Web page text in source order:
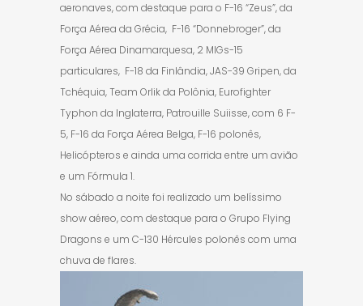
aeronaves, com destaque para o F-16 “Zeus”, da
Força Aérea da Grécia, F-16 “Donnebroger”, da
Força Aérea Dinamarquesa, 2 MIGs-15
particulares, F-18 da Finlândia, JAS-39 Gripen, da
Tchéquia, Team Orlik da Polônia, Eurofighter
Typhon da Inglaterra, Patrouille Suiisse, com 6 F-
5, F-16 da Força Aérea Belga, F-16 polonês,
Helicópteros e ainda uma corrida entre um avião
e um Fórmula 1.
No sábado a noite foi realizado um belíssimo
show aéreo, com destaque para o Grupo Flying
Dragons e um C-130 Hércules polonês com uma
chuva de flares.